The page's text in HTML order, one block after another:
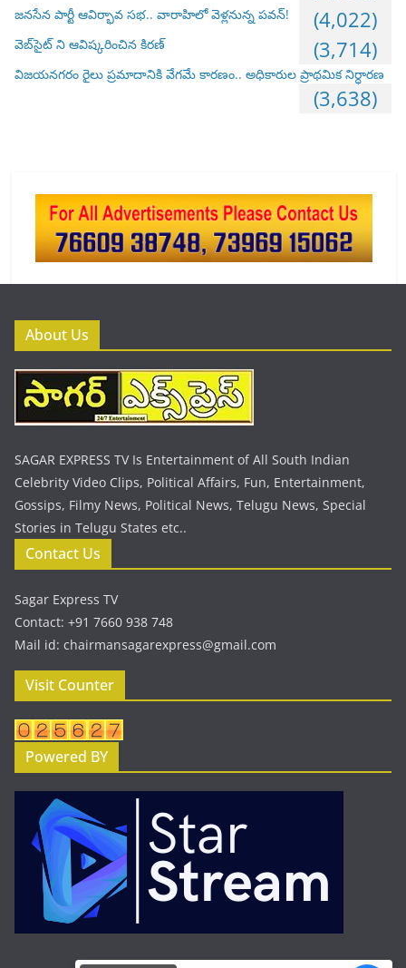
జనసేన పార్టీ ఆవిర్భావ సభ.. వారాహిలో వెళ్లనున్న పవన్! (4,022)
వెబ్‌సైట్ ని ఆవిష్కరించిన కిరణ్ (3,714)
విజయనగరం రైలు ప్రమాదానికి వేగమే కారణం.. అధికారుల ప్రాథమిక నిర్ధారణ
(3,638)
About Us
SAGAR EXPRESS TV Is Entertainment of All South Indian
Celebrity Video Clips, Political Affairs, Fun, Entertainment,
Gossips, Filmy News, Political News, Telugu News, Special
Stories in Telugu States etc..
Contact Us
Sagar Express TV
Contact: +91 7660 938 748
Mail id: chairmansagarexpress@gmail.com
Visit Counter
Powered BY